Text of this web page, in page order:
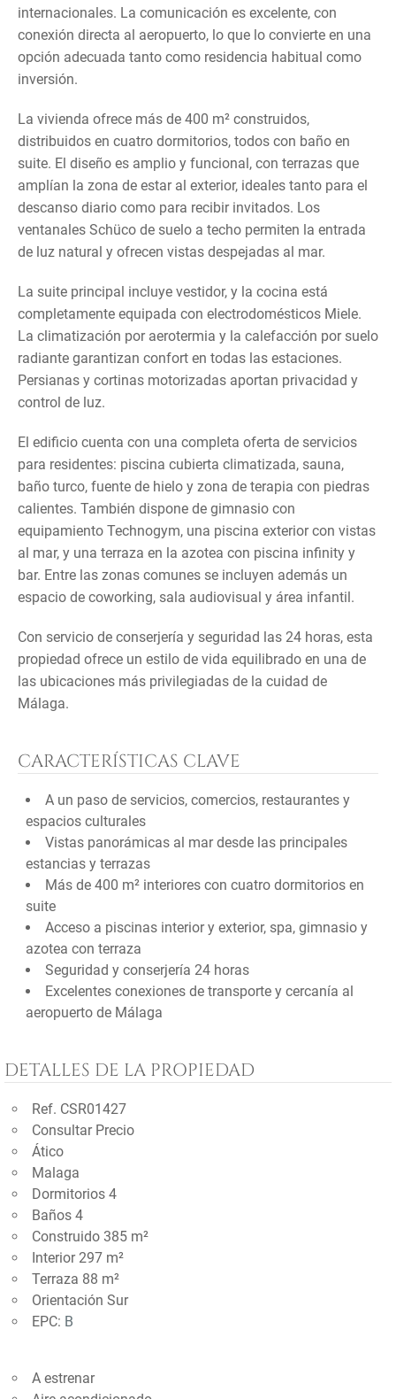
internacionales. La comunicación es excelente, con
conexión directa al aeropuerto, lo que lo convierte en una
opción adecuada tanto como residencia habitual como
inversión.
La vivienda ofrece más de 400 m² construidos,
distribuidos en cuatro dormitorios, todos con baño en
suite. El diseño es amplio y funcional, con terrazas que
amplían la zona de estar al exterior, ideales tanto para el
descanso diario como para recibir invitados. Los
ventanales Schüco de suelo a techo permiten la entrada
de luz natural y ofrecen vistas despejadas al mar.
La suite principal incluye vestidor, y la cocina está
completamente equipada con electrodomésticos Miele.
La climatización por aerotermia y la calefacción por suelo
radiante garantizan confort en todas las estaciones.
Persianas y cortinas motorizadas aportan privacidad y
control de luz.
El edificio cuenta con una completa oferta de servicios
para residentes: piscina cubierta climatizada, sauna,
baño turco, fuente de hielo y zona de terapia con piedras
calientes. También dispone de gimnasio con
equipamiento Technogym, una piscina exterior con vistas
al mar, y una terraza en la azotea con piscina infinity y
bar. Entre las zonas comunes se incluyen además un
espacio de coworking, sala audiovisual y área infantil.
Con servicio de conserjería y seguridad las 24 horas, esta
propiedad ofrece un estilo de vida equilibrado en una de
las ubicaciones más privilegiadas de la cuidad de
Málaga.
CARACTERÍSTICAS CLAVE
A un paso de servicios, comercios, restaurantes y
espacios culturales
Vistas panorámicas al mar desde las principales
estancias y terrazas
Más de 400 m² interiores con cuatro dormitorios en
suite
Acceso a piscinas interior y exterior, spa, gimnasio y
azotea con terraza
Seguridad y conserjería 24 horas
Excelentes conexiones de transporte y cercanía al
aeropuerto de Málaga
DETALLES DE LA PROPIEDAD
Ref. CSR01427
Consultar Precio
Ático
Malaga
Dormitorios 4
Baños 4
Construido 385 m²
Interior 297 m²
Terraza 88 m²
Orientación Sur
EPC: B
A estrenar